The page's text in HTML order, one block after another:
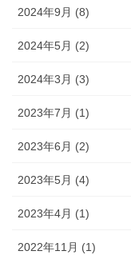
2024年9月 (8)
2024年5月 (2)
2024年3月 (3)
2023年7月 (1)
2023年6月 (2)
2023年5月 (4)
2023年4月 (1)
2022年11月 (1)